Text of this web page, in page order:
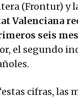
(Frontur) y
Valenciana
seis
el segundo
cifras, las